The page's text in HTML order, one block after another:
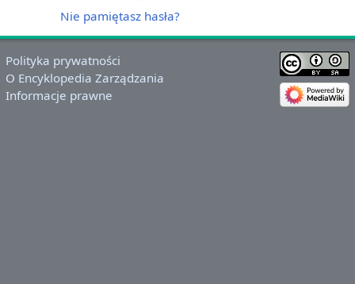
Nie pamiętasz hasła?
Polityka prywatności
O Encyklopedia Zarządzania
Informacje prawne